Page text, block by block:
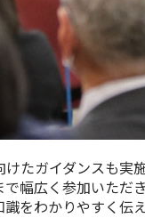
たガイダンスも実
幅広く参加いた
をわかりやすく伝